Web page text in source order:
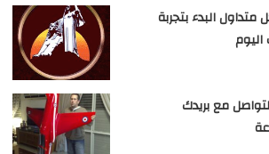
البدء بتجربة
اليوم
مع بريدك